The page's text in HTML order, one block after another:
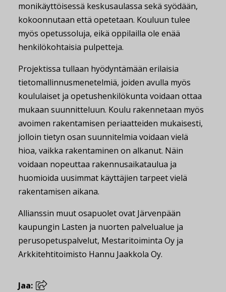
monikäyttöisessä keskusaulassa sekä syödään,
kokoonnutaan että opetetaan. Kouluun tulee
myös opetussoluja, eikä oppilailla ole enää
henkilökohtaisia pulpetteja.
Projektissa tullaan hyödyntämään erilaisia
tietomallinnusmenetelmiä, joiden avulla myös
koululaiset ja opetushenkilökunta voidaan ottaa
mukaan suunnitteluun. Koulu rakennetaan myös
avoimen rakentamisen periaatteiden mukaisesti,
jolloin tietyn osan suunnitelmia voidaan vielä
hioa, vaikka rakentaminen on alkanut. Näin
voidaan nopeuttaa rakennusaikataulua ja
huomioida uusimmat käyttäjien tarpeet vielä
rakentamisen aikana.
Allianssin muut osapuolet ovat Järvenpään
kaupungin Lasten ja nuorten palvelualue ja
perusopetuspalvelut, Mestaritoiminta Oy ja
Arkkitehtitoimisto Hannu Jaakkola Oy.
Jaa: